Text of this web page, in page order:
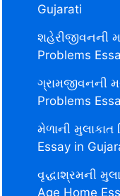
Gujarati
શહેરીજીવનની
Problems
ગ્રામજીવનની
Problems
મેળાની
Essay in
વૃદ્ધાશ્રમની
Age Home